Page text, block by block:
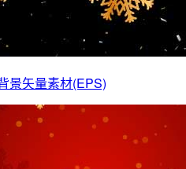
景矢量素材(EPS)